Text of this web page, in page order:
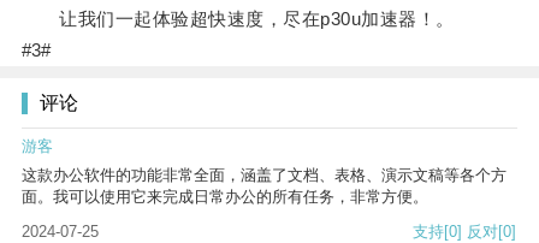
让我们一起体验超快速度，尽在p30u加速器！。
#3#
评论
游客
这款办公软件的功能非常全面，涵盖了文档、表格、演示文稿等各个方
面。我可以使用它来完成日常办公的所有任务，非常方便。
2024-07-25
支持[0] 反对[0]